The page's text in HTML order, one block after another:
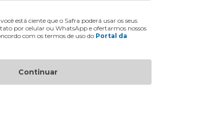
está ciente que o Safra poderá usar os seus
por celular ou WhatsApp e ofertarmos nossos
com os termos de uso do Portal da
Continuar